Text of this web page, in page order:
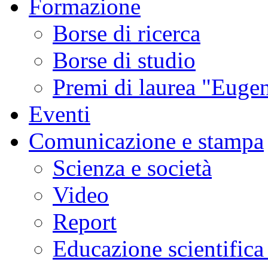
Formazione
Borse di ricerca
Borse di studio
Premi di laurea
Eventi
Comunicazione e stampa
Scienza e società
Video
Report
Educazione